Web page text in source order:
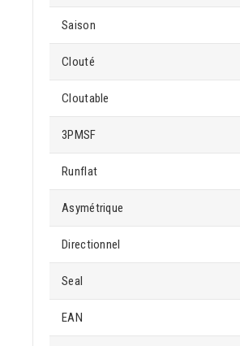
Saison
Clouté
Cloutable
3PMSF
Runflat
Asymétrique
Directionnel
Seal
EAN